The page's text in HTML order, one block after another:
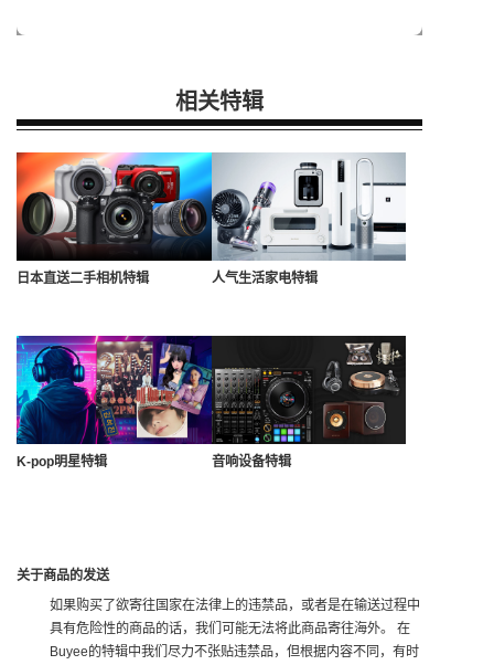
相关特辑
日本直送二手相机特辑 人气生活家电特辑
K-pop明星特辑 音响设备特辑
关于商品的发送
如果购买了欲寄往国家在法律上的违禁品，或者是在输送过程中
具有危险性的商品的话，我们可能无法将此商品寄往海外。 在
Buyee的特辑中我们尽力不张贴违禁品，但根据内容不同，有时